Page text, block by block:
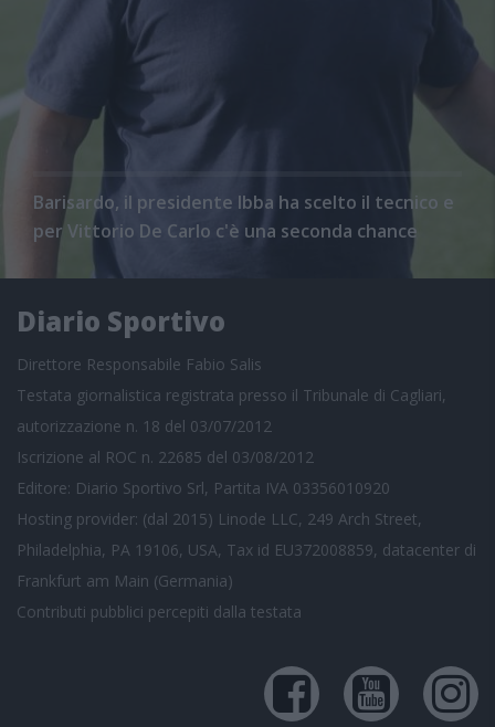
Barisardo, il presidente Ibba ha scelto il tecnico e
per Vittorio De Carlo c'è una seconda chance
Diario Sportivo
Direttore Responsabile Fabio Salis
Testata giornalistica registrata presso il Tribunale di Cagliari,
autorizzazione n. 18 del 03/07/2012
Iscrizione al ROC n. 22685 del 03/08/2012
Editore: Diario Sportivo Srl, Partita IVA 03356010920
Hosting provider: (dal 2015) Linode LLC, 249 Arch Street,
Philadelphia, PA 19106, USA, Tax id EU372008859, datacenter di
Frankfurt am Main (Germania)
Contributi pubblici percepiti dalla testata